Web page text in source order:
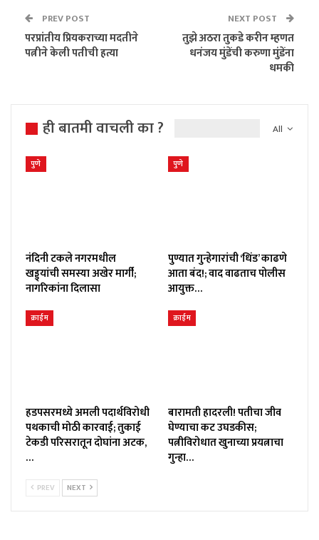
PREV POST
परप्रांतीय प्रियकराच्या मदतीने
पत्नीने केली पतीची हत्या
NEXT POST
तुझे अठरा तुकडे करीन म्हणत
धनंजय मुंडेंची करुणा मुंडेंना
धमकी
All
ही बातमी वाचली का ?
पुणे
नंदिनी टकले नगरमधील
खड्ड्यांची समस्या अखेर मार्गी;
नागरिकांना दिलासा
पुणे
पुण्यात गुन्हेगारांची ‘धिंड’ काढणे
आता बंद!; वाद वाढताच पोलीस
आयुक्त…
क्राईम
हडपसरमध्ये अमली पदार्थविरोधी
पथकाची मोठी कारवाई; तुकाई
टेकडी परिसरातून दोघांना अटक,
…
क्राईम
बारामती हादरली! पतीचा जीव
घेण्याचा कट उघडकीस;
पत्नीविरोधात खुनाच्या प्रयत्नाचा
गुन्हा…
PREV NEXT